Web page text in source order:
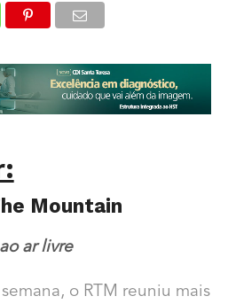
Mountain
ar livre
o RTM reuniu mais